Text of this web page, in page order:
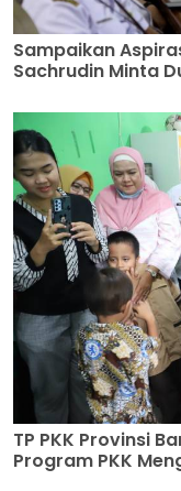
Sampaikan
Sachrudin Minta
TP PKK Provinsi
Program PKK